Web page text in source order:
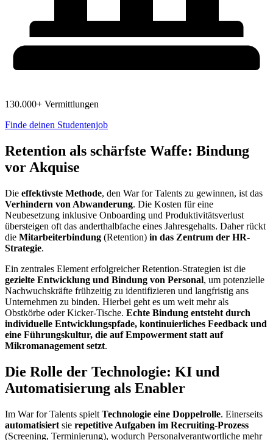
130.000+ Vermittlungen
Finde deinen Studentenjob
Retention als schärfste Waffe: Bindung
vor Akquise
Die effektivste Methode, den War for Talents zu gewinnen, ist das
Verhindern von Abwanderung. Die Kosten für eine
Neubesetzung inklusive Onboarding und Produktivitätsverlust
übersteigen oft das anderthalbfache eines Jahresgehalts. Daher rückt
die Mitarbeiterbindung (Retention) in das Zentrum der HR-
Strategie.
Ein zentrales Element erfolgreicher Retention-Strategien ist die
gezielte Entwicklung und Bindung von Personal, um potenzielle
Nachwuchskräfte frühzeitig zu identifizieren und langfristig ans
Unternehmen zu binden. Hierbei geht es um weit mehr als
Obstkörbe oder Kicker-Tische. Echte Bindung entsteht durch
individuelle Entwicklungspfade, kontinuierliches Feedback und
eine Führungskultur, die auf Empowerment statt auf
Mikromanagement setzt.
Die Rolle der Technologie: KI und
Automatisierung als Enabler
Im War for Talents spielt Technologie eine Doppelrolle. Einerseits
automatisiert sie repetitive Aufgaben im Recruiting-Prozess
(Screening, Terminierung), wodurch Personalverantwortliche mehr